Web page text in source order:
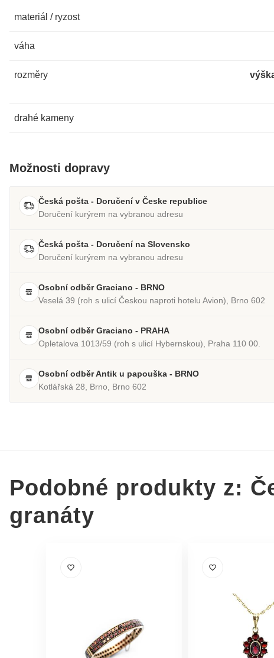
materiál / ryzost
váha
rozměry
drahé kameny
Možnosti dopravy
Česká pošta - Doručení v Česke republice
Doručení kurýrem na vybranou adresu
Česká pošta - Doručení na Slovensko
Doručení kurýrem na vybranou adresu
Osobní odběr Graciano - BRNO
Veselá 39 (roh s ulicí Českou naproti hotelu Avion), Brno 602
Osobní odběr Graciano - PRAHA
Opletalova 1013/59 (roh s ulicí Hybernskou), Praha 110 00.
Osobní odběr Antik u papouška - BRNO
Kotlářská 28, Brno, Brno 602
Podobné produkty z:
granáty